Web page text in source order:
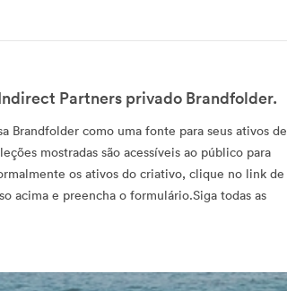
Partners privado Brandfolder.
Brandfolder como uma fonte para seus ativos de
mostradas são acessíveis ao público para
os ativos do criativo, clique no link de
acima e preencha o formulário.Siga todas as